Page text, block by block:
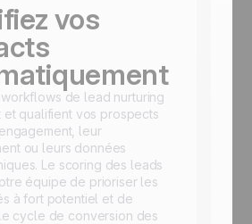
vos
de lead nurturing
et qualifient vos prospects
leur
ou leurs données
Le scoring des leads
équipe de prioriser les
à fort potentiel et de
cycle de conversion des